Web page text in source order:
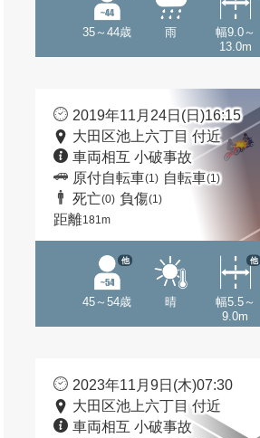
35～44歳 雨
幅9.0～
13.0m
2019年11月24日(日)16:15
大田区池上六丁目 付近
車両相互 小破事故
原付自転車(1) 自転車(1)
死亡(0) 負傷(1)
距離181m
45～54歳
他
晴
幅5.5～
9.0m
他
2023年11月9日(木)07:30
大田区池上六丁目 付近
車両相互 小破事故